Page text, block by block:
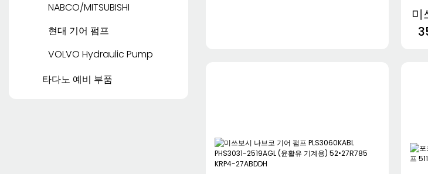
NABCO/MITSUBISHI
현대 기어 펌프
VOLVO Hydraulic Pump
타다노 예비 부품
미